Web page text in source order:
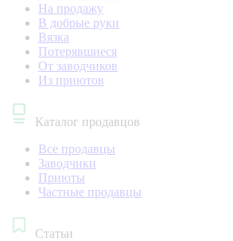
На продажу
В добрые руки
Вязка
Потерявшиеся
От заводчиков
Из приютов
Каталог продавцов
Все продавцы
Заводчики
Приюты
Частные продавцы
Статьи